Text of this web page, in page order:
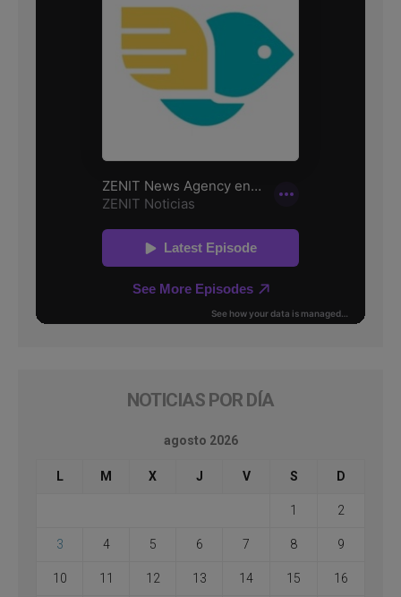
NOTICIAS POR DÍA
agosto 2026
L M X J V S D
1 2
3 4 5 6 7 8 9
10 11 12 13 14 15 16